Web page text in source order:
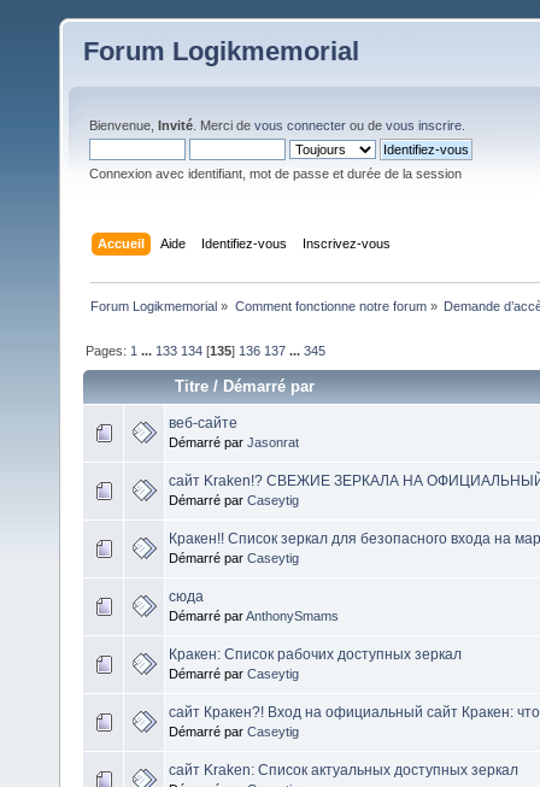
Forum Logikmemorial
Bienvenue, Invité . Merci de vous connecter ou de vous inscrire
Connexion avec identifiant, mot de passe et durée de la session
Accueil Aide Identifiez-vous Inscrivez-vous
Forum Logikmemorial » Comment fonctionne notre forum» Demande
Pages: 1 ... 133 134 [135] 136 137 ...345
Titre /Démarré par
веб-сайте
Démarré par Jasonrat
сайт Kraken!? СВЕЖИЕ ЗЕРКАЛА НА
Démarré par Caseytig
Кракен!! Список зеркал для безопасного входа на
Démarré par Caseytig
сюда
Démarré parAnthonySmams
Кракен: Список рабочих доступных зеркал
Démarré par Caseytig
сайт Кракен?! Вход на официальный сайт Кракен:
Démarré par Caseytig
сайт Kraken: Список актуальных доступных зеркал